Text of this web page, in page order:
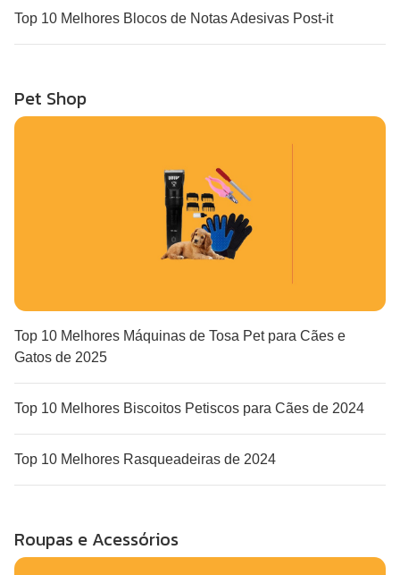
Top 10 Melhores Blocos de Notas Adesivas Post-it
Pet Shop
Top 10 Melhores Máquinas de Tosa Pet para Cães e
Gatos de 2025
Top 10 Melhores Biscoitos Petiscos para Cães de 2024
Top 10 Melhores Rasqueadeiras de 2024
Roupas e Acessórios